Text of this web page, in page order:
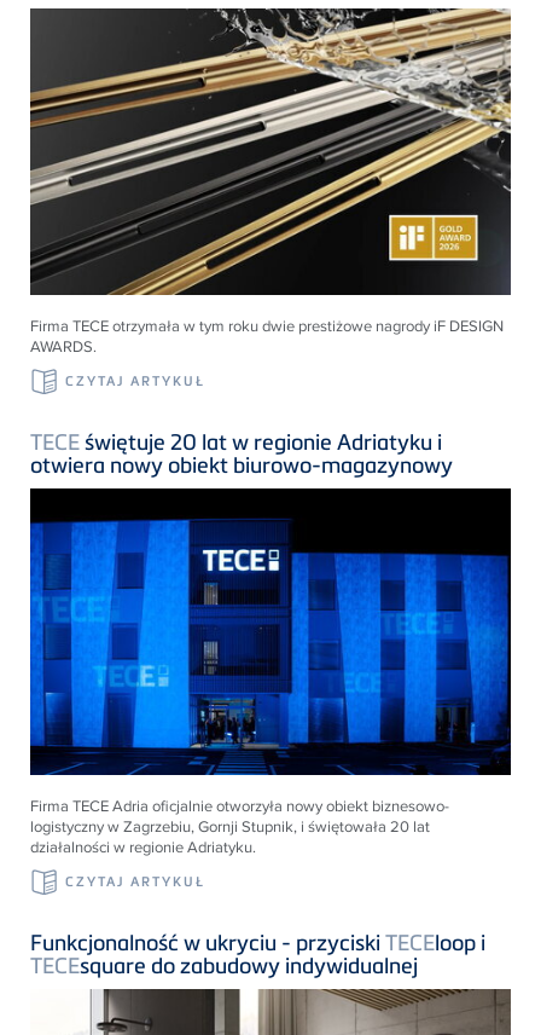
Firma TECEotrzymała w tym roku dwie prestiżowe nagrody iF DESIGN
AWARDS.
CZYTAJ ARTYKUŁ
Firma TECEAdria oficjalnie otworzyła nowy obiekt biznesowo-
logistyczny w Zagrzebiu, Gornji Stupnik, i świętowała 20 lat
działalności w regionie Adriatyku.
CZYTAJ ARTYKUŁ
TECEświętuje 20 lat w regionie Adriatyku i
otwiera nowy obiekt biurowo-magazynowy
Funkcjonalność w ukryciu - przyciskiTECEloop i
TECEsquare do zabudowy indywidualnej